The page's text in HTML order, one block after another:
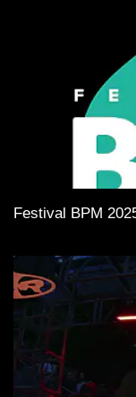
Festival BPM